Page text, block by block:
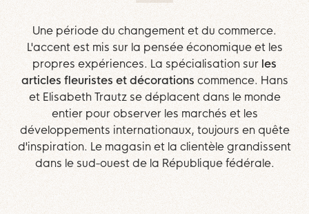
Une période du changement et du commerce.
L'accent est mis sur la pensée économique et les
propres expériences. La spécialisation sur les
articles fleuristes et décorations commence. Hans
et Elisabeth Trautz se déplacent dans le monde
entier pour observer les marchés et les
développements internationaux, toujours en quête
d'inspiration. Le magasin et la clientèle grandissent
dans le sud-ouest de la République fédérale.